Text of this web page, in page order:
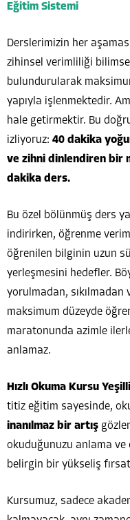
Eğitim Sistemi
Derslerimizin her
zihinsel verimliliği
bulundurularak
yapıyla işlenmektedir.
hale getirmektir. Bu
izliyoruz: 40 dakika
ve zihni dinlendiren bir
dakika ders.
Bu özel bölünmüş ders
indirirken, öğrenme
öğrenilen bilginin uzun
yerleşmesini hedefler.
yorulmadan,
maksimum düzeyde
maratonunda azimle
anlamaz.
Hızlı Okuma Kursu Yeşilli
titiz eğitim sayesinde,
inanılmaz bir artış
okuduğunuzu anlama ve
belirgin bir yükseliş
Kursumuz, sadece